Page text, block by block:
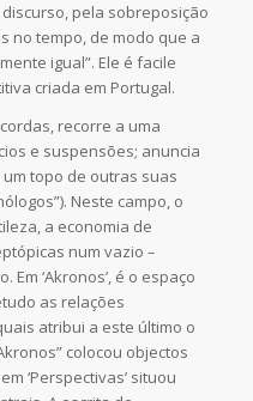
pela sobreposição
no tempo, de modo que a
igual”. Ele é facile
criada em Portugal.
recorre a uma
e suspensões; anuncia
topo de outras suas
Neste campo, o
a economia de
num vazio –
‘Akronos’, é o espaço
as relações
atribui a este último o
colocou objectos
‘Perspectivas’ situou